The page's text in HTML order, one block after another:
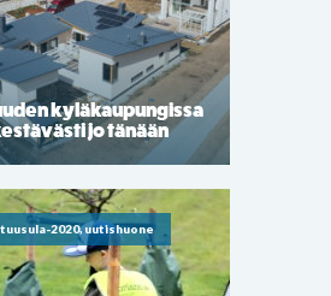
kyläkaupungissa
jo tänään
2020, uutishuone